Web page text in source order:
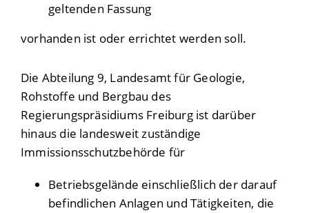
geltenden Fassung
vorhanden ist oder errichtet werden soll.
Die Abteilung 9, Landesamt für Geologie,
Rohstoffe und Bergbau des
Regierungspräsidiums Freiburg ist darüber
hinaus die landesweit zuständige
Immissionsschutzbehörde für
Betriebsgelände einschließlich der darauf
befindlichen Anlagen und Tätigkeiten, die